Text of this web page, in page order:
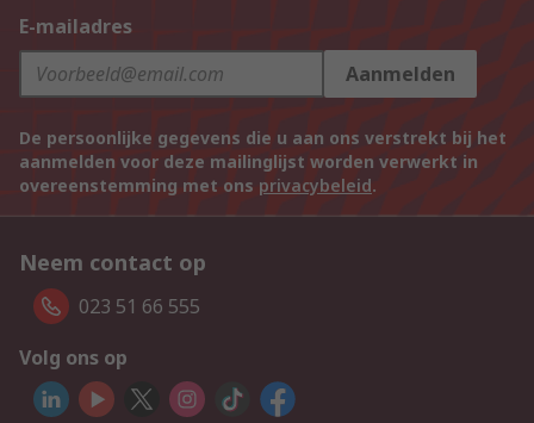
E-mailadres
Aanmelden
De persoonlijke gegevens die u aan ons verstrekt bij het
aanmelden voor deze mailinglijst worden verwerkt in
overeenstemming met ons privacybeleid.
Neem contact op
023 51 66 555
Volg ons op